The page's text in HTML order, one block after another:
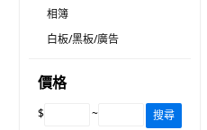
相簿
白板/黑板/廣告
價格
$ ~ 搜尋